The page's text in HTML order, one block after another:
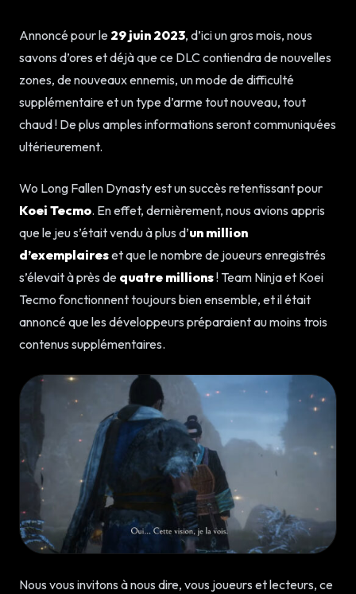
Annoncé pour le 29 juin 2023, d’ici un gros mois, nous
savons d’ores et déjà que ce DLC contiendra de nouvelles
zones, de nouveaux ennemis, un mode de difficulté
supplémentaire et un type d’arme tout nouveau, tout
chaud ! De plus amples informations seront communiquées
ultérieurement.
Wo Long Fallen Dynasty est un succès retentissant pour
Koei Tecmo. En effet, dernièrement, nous avions appris
que le jeu s’était vendu à plus d’un million
d’exemplaireset que le nombre de joueurs enregistrés
s’élevait à près de quatre millions! Team Ninja et Koei
Tecmo fonctionnent toujours bien ensemble, et il était
annoncé que les développeurs préparaient au moins trois
contenus supplémentaires.
Nous vous invitons à nous dire, vous joueurs et lecteurs, ce